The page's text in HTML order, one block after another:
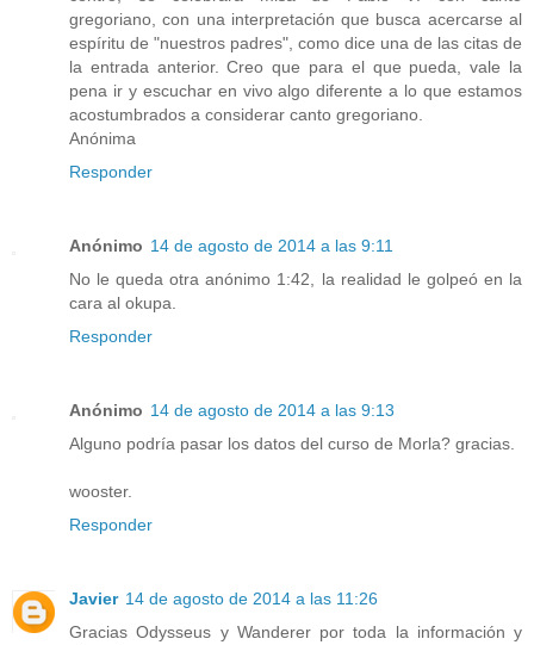
gregoriano, con una interpretación que busca acercarse al
espíritu de "nuestros padres", como dice una de las citas de
la entrada anterior. Creo que para el que pueda, vale la
pena ir y escuchar en vivo algo diferente a lo que estamos
acostumbrados a considerar canto gregoriano.
Anónima
Responder
Anónimo 14 de agosto de 2014 a las 9:11
No le queda otra anónimo 1:42, la realidad le golpeó en la
cara al okupa.
Responder
Anónimo 14 de agosto de 2014 a las 9:13
Alguno podría pasar los datos del curso de Morla? gracias.
wooster.
Responder
Javier 14 de agosto de 2014 a las 11:26
Gracias Odysseus y Wanderer por toda la información y